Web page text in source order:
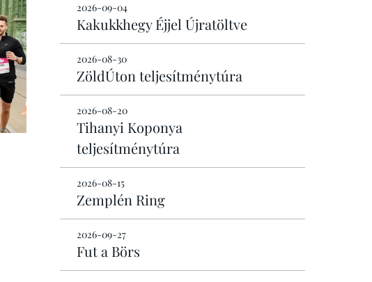
2026-09-04
Kakukkhegy Éjjel Újratöltve
2026-08-30
ZöldÚton teljesítménytúra
2026-08-20
Tihanyi Koponya
teljesítménytúra
2026-08-15
Zemplén Ring
2026-09-27
Fut a Börs